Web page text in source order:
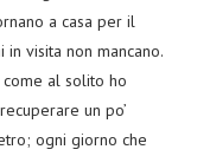
a casa per il
visita non mancano.
al solito ho
un po’
ogni giorno che